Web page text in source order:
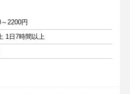
2200円
1日7時間以上